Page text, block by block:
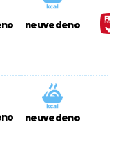
neuvedeno
neuvedeno